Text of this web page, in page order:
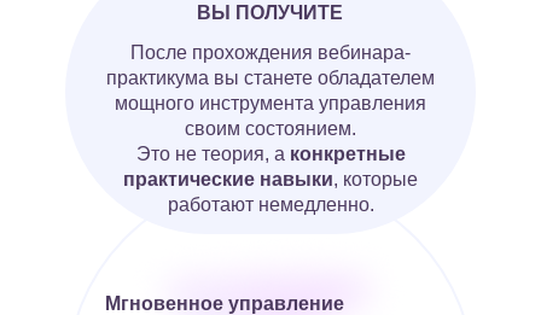
Мгновенное управление
После прохождения вебинара-
практикума вы станете обладателем
мощного инструмента управления
своим состоянием.
Это не теория, а конкретные
практические навыки, которые
работают немедленно.
ВЫ ПОЛУЧИТЕ